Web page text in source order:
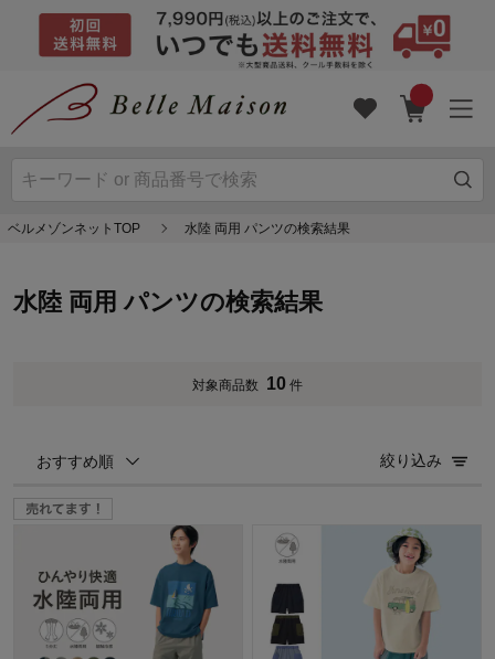
ベルメゾンネットTOP 水陸 両用 パンツの検索結果
水陸 両用 パンツの検索結果
対象商品数 10 件
おすすめ順 絞り込み